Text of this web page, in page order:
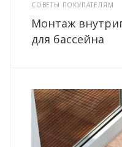
СОВЕТЫ ПОКУПАТЕЛЯМ
Монтаж
для бассейна